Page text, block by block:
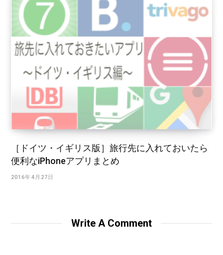
［ドイツ・イギリス版］旅行先に入れておいたら
便利なiPhoneアプリまとめ
2016年4月27日
Write A Comment